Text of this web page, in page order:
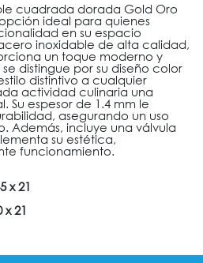
cuadrada dorada Gold Oro
ideal para quienes
en su espacio
inoxidable de alta calidad,
un toque moderno y
distingue por su diseño color
distintivo a cualquier
actividad culinaria una
espesor de 1.4 mm le
asegurando un uso
Además, incluye una válvula
su estética,
funcionamiento.
x 21
21